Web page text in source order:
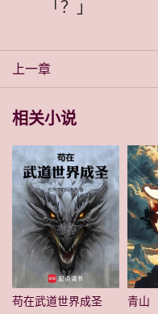
「？」
上一章
相关小说
苟在武道世界成圣 青山